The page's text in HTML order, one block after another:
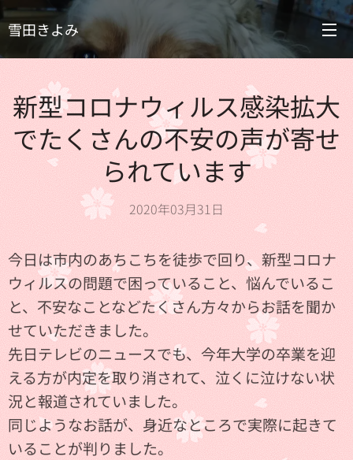
雪田きよみ
新型コロナウィルス感染拡大
でたくさんの不安の声が寄せ
られています
2020年03月31日
今日は市内のあちこちを徒歩で回り、新型コロナ
ウィルスの問題で困っていること、悩んでいるこ
と、不安なことなどたくさん方々からお話を聞か
せていただきました。
先日テレビのニュースでも、今年大学の卒業を迎
える方が内定を取り消されて、泣くに泣けない状
況と報道されていました。
同じようなお話が、身近なところで実際に起きて
いることが判りました。